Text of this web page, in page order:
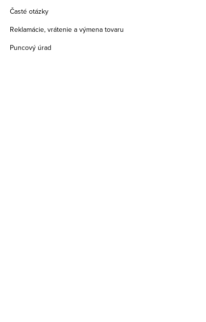
Časté otázky
Reklamácie, vrátenie a výmena tovaru
Puncový úrad